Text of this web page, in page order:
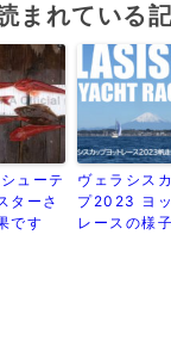
まれている
ューテ
ターさ
です
ヴェラシス
プ2023 ヨッ
レースの様子